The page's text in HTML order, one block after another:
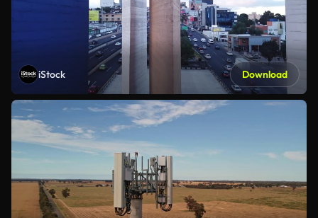
iStock Download